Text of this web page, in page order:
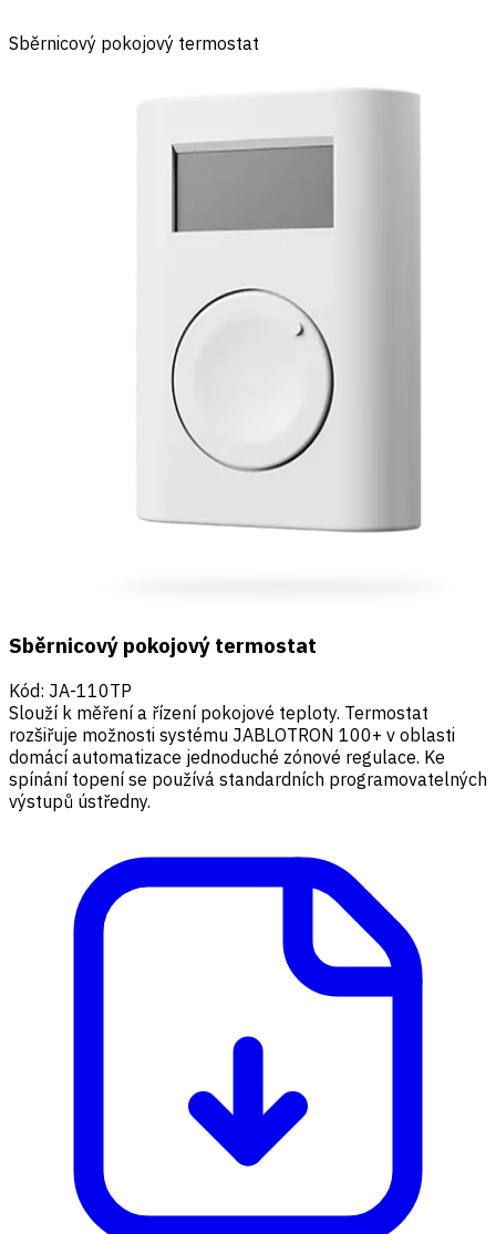
Sběrnicový pokojový termostat
Sběrnicový pokojový termostat
Kód: JA-110TP
Slouží k měření a řízení pokojové teploty. Termostat
rozšiřuje možnosti systému JABLOTRON 100+ v oblasti
domácí automatizace jednoduché zónové regulace. Ke
spínání topení se používá standardních programovatelných
výstupů ústředny.